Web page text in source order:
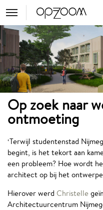
Op zoek naar
ontmoeting
‘Terwijl studentenstad
begint, is het tekort aan
een probleem? Hoe wordt
architect op bij het
Hierover werd Christelle
Architectuurcentrum